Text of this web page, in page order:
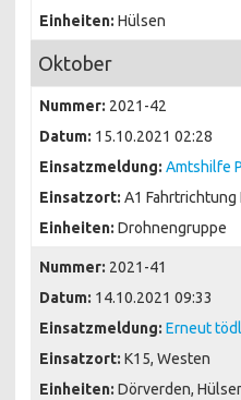
Einheiten: Hülsen
Oktober
Nummer: 2021-42
Datum: 15.10.2021 02:28
Einsatzmeldung: Amtshilfe
Einsatzort: A1 Fahrtrichtung
Einheiten: Drohnengruppe
Nummer: 2021-41
Datum: 14.10.2021 09:33
Einsatzmeldung: Erneut
Einsatzort: K15, Westen
Einheiten: Dörverden,